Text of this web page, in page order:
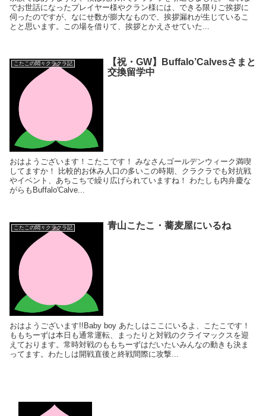
でお世話になったプレイヤー様やクラン様には、できる限りご挨拶に
伺ったのですが、なにせ数が膨大なもので、挨拶漏れが生じているこ
とと思います。この場を借りて、挨拶とかえさせていた...
こたこの悶々クラクラ記
【祝・GW】Buffalo’Calvesさまと
交換留学中
おはようございます！こたこです！ みなさんゴールデンウィーク満喫
してますか！ 比較的お休み人口の多いこの時期、クラクラでも対抗戦
やイベント、あちこちで繰り広げられていますね！ わたしも内弁慶な
がらもBuffalo'Calve...
こたこの悶々クラクラ記 青山こたこ・蕎麦屋にいるね
おはようございます!!Baby boy あたしはここにいるよ、こたこです！
ももちーずは本日も通常運転、まったりと対戦のクライマックスを迎
えております。常時対戦のももちーずはだいたいみんなの動きも決ま
ってます。わたしは開戦直後と終戦間際に攻撃...